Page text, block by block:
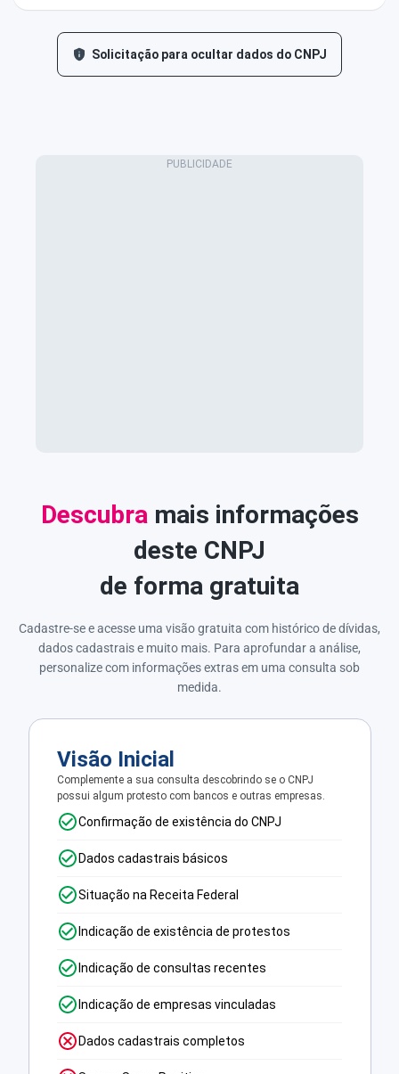
Solicitação para ocultar dados do CNPJ
Descubra mais informações
deste CNPJ
de forma gratuita
Cadastre-se e acesse uma visão gratuita com histórico de dívidas,
dados cadastrais e muito mais. Para aprofundar a análise,
personalize com informações extras em uma consulta sob
medida.
Visão Inicial
Complemente a sua consulta descobrindo se o CNPJ
possui algum protesto com bancos e outras empresas.
Confirmação de existência do CNPJ
Dados cadastrais básicos
Situação na Receita Federal
Indicação de existência de protestos
Indicação de consultas recentes
Indicação de empresas vinculadas
Dados cadastrais completos